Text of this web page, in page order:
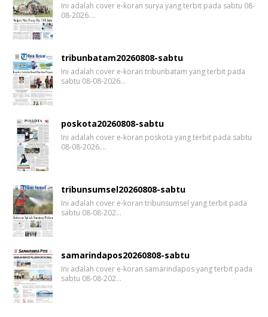
Ini adalah cover e-koran surya yang terbit pada sabtu 08-
08-2026.…
tribunbatam20260808-sabtu
Ini adalah cover e-koran tribunbatam yang terbit pada
sabtu 08-08-2026…
poskota20260808-sabtu
Ini adalah cover e-koran poskota yang terbit pada sabtu
08-08-2026.…
tribunsumsel20260808-sabtu
Ini adalah cover e-koran tribunsumsel yang terbit pada
sabtu 08-08-202…
samarindapos20260808-sabtu
Ini adalah cover e-koran samarindapos yang terbit pada
sabtu 08-08-202…